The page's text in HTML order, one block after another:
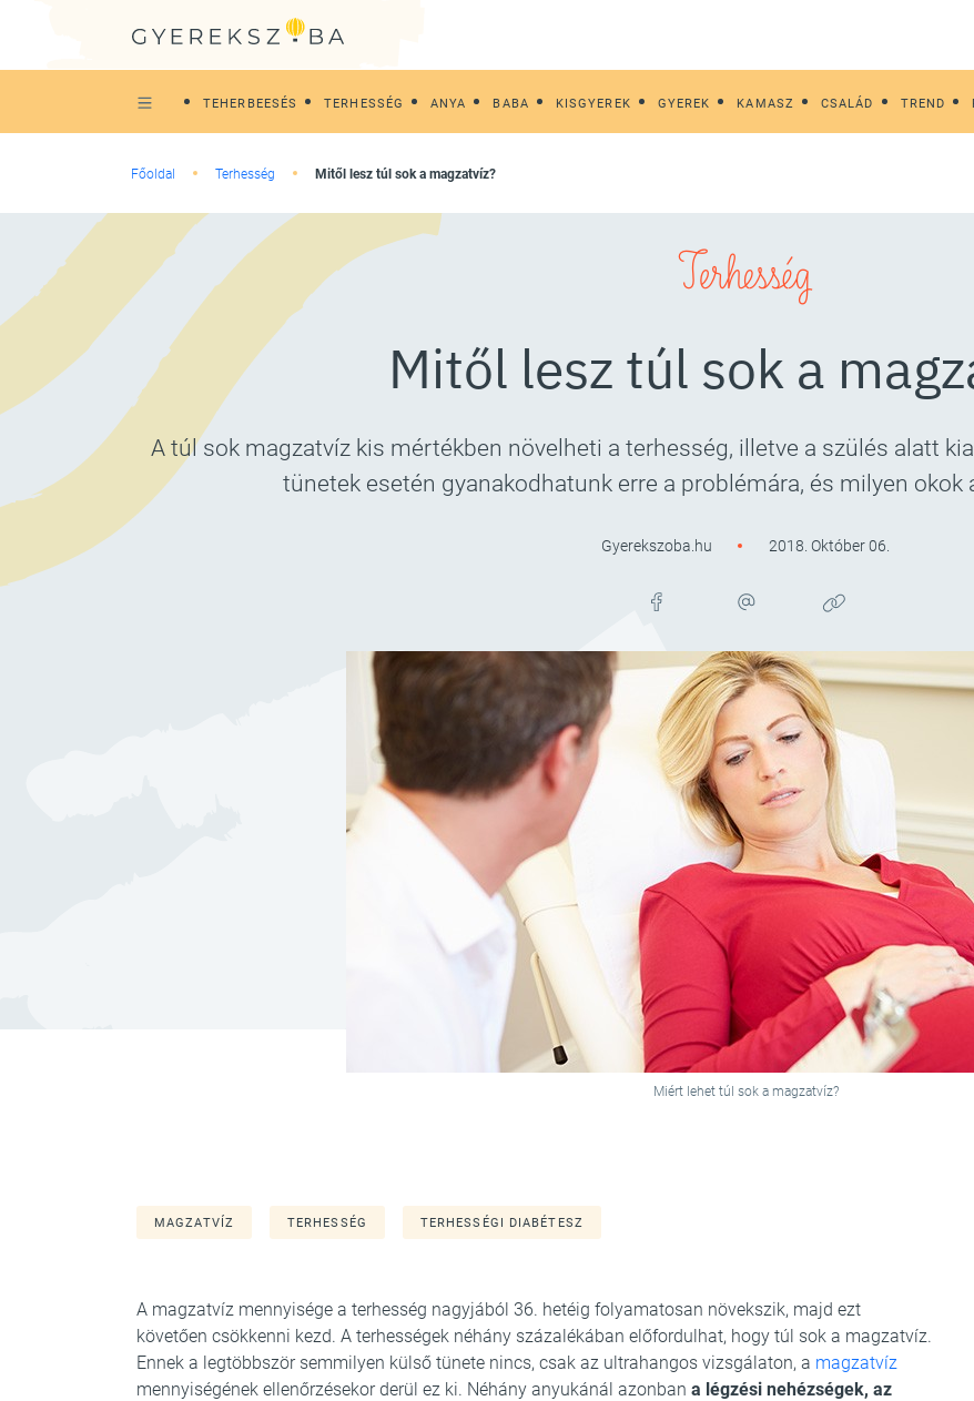
TEHERBEESÉS TERHESSÉG ANYA BABA KISGYEREK GYEREK KAMASZ CSALÁD TREND
Főoldal Terhesség Mitől lesz túl sok a magzatvíz?
Terhesség
Mitől lesz túl sok a
A túl sok magzatvíz kis mértékben növelheti a terhesség, illetve a szülés alatt
tünetek esetén gyanakodhatunk erre a problémára, és milyen okok
Gyerekszoba.hu 2018. Október 06.
Miért lehet túl sok a magzatvíz?
MAGZATVÍZ TERHESSÉG TERHESSÉGI DIABÉTESZ
A magzatvíz mennyisége a terhesség nagyjából 36. hetéig folyamatosan növekszik, majd ezt
követően csökkenni kezd. A terhességek néhány százalékában előfordulhat, hogy túl sok a magzatvíz.
Ennek a legtöbbször semmilyen külső tünete nincs, csak az ultrahangos vizsgálaton, a magzatvíz
mennyiségének ellenőrzésekor derül ez ki. Néhány anyukánál azonban a légzési nehézségek, az